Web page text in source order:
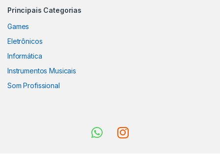
Principais Categorias
Games
Eletrônicos
Informática
Instrumentos Musicais
Som Profissional